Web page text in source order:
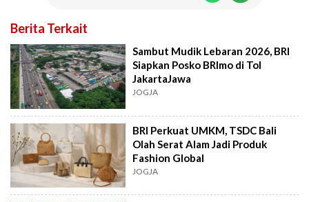
Berita Terkait
Sambut Mudik Lebaran 2026, BRI
Siapkan Posko BRImo di Tol
JakartaJawa
JOGJA
BRI Perkuat UMKM, TSDC Bali
Olah Serat Alam Jadi Produk
Fashion Global
JOGJA